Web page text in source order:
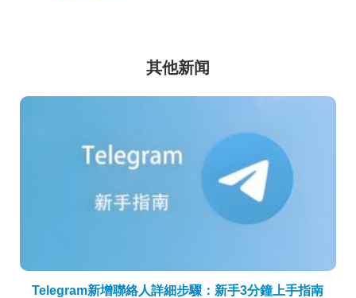
其他新闻
Telegram新增聯絡人詳細步驟：新手3分鐘上手指南